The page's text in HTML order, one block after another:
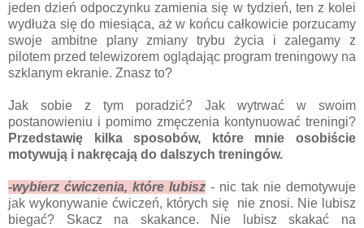
jeden dzień odpoczynku zamienia się w tydzień, ten z kolei
wydłuża się do miesiąca, aż w końcu całkowicie porzucamy
swoje ambitne plany zmiany trybu życia i zalegamy z
pilotem przed telewizorem oglądając program treningowy na
szklanym ekranie. Znasz to?
Jak sobie z tym poradzić? Jak wytrwać w swoim
postanowieniu i pomimo zmęczenia kontynuować treningi?
Przedstawię kilka sposobów, które mnie osobiście
motywują i nakręcają do dalszych treningów.
-wybierz ćwiczenia, które lubisz - nic tak nie demotywuje
jak wykonywanie ćwiczeń, których się nie znosi. Nie lubisz
biegać? Skacz na skakance. Nie lubisz skakać na